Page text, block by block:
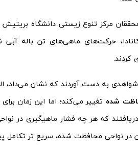
حرکت‌های ماهی‌های تن باله
کردند.
به دست آوردند که نشان
شده تغییر می‌کند؛ اما این زمان
که هر چه فشار ماهیگیری در
در نواحی محافظت ‌شده، سریع تر تکامل